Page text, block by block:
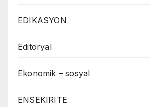
EDIKASYON
Editoryal
Ekonomik – sosyal
ENSEKIRITE